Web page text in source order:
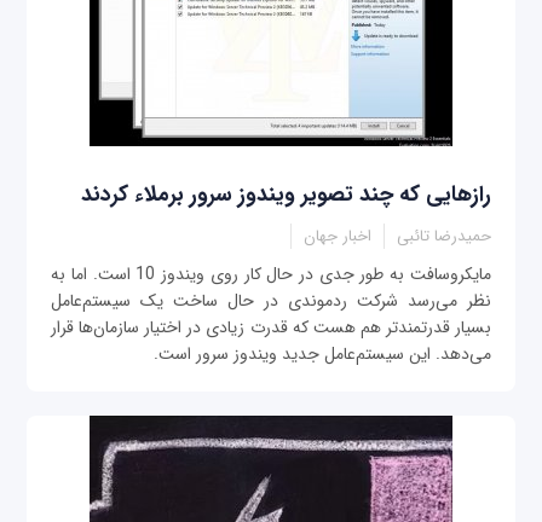
رازهایی که چند تصویر ویندوز سرور برملاء کردند
حمیدرضا تائبی اخبار جهان
مایکروسافت به طور جدی در حال کار روی ویندوز 10 است. اما به
نظر می‌رسد شرکت ردموندی در حال ساخت یک سیستم‌عامل
بسیار قدرتمندتر هم هست که قدرت زیادی در اختیار سازمان‌ها قرار
می‌دهد. این سیستم‌عامل جدید ویندوز سرور است.